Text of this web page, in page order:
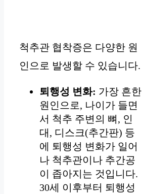
척추관 협착증은 다양한 원
인으로 발생할 수 있습니다.
퇴행성 변화: 가장 흔한
원인으로, 나이가 들면
서 척추 주변의 뼈, 인
대, 디스크(추간판) 등
에 퇴행성 변화가 일어
나 척추관이나 추간공
이 좁아지는 것입니다.
30세 이후부터 퇴행성